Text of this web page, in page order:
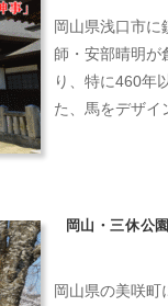
岡山県浅口市
師・安部晴明が
り、特に460年
た、馬をデザイ
岡山・三休公
岡山県の美咲町